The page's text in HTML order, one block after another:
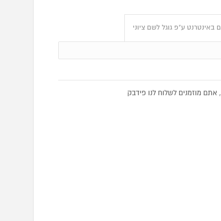
באינטרנט ע"פ גוגל לשם ציוני
מוזמנים לשלוח לנו פידבק